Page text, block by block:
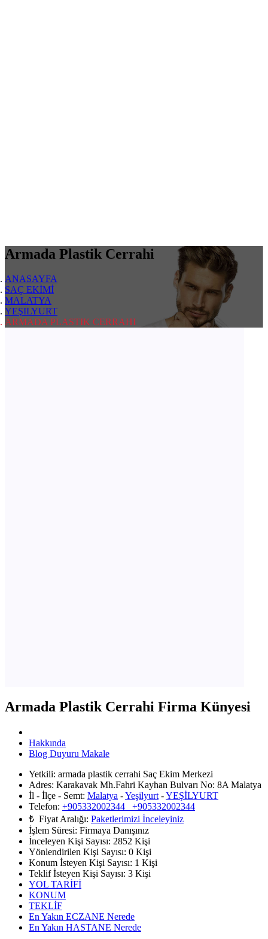
Armada Plastik Cerrahi
ANASAYFA
SAÇ EKİMİ
MALATYA
YEŞILYURT
ARMADA PLASTIK CERRAHI
Armada Plastik Cerrahi Firma Künyesi
Hakkında
Blog Duyuru Makale
Yetkili: armada plastik cerrahi Saç Ekim Merkezi
Adres: Karakavak Mh.Fahri Kayhan Bulvarı No: 8A Malatya
İl - İlçe - Semt: Malatya -Yeşilyurt -YEŞİLYURT
Telefon: +905332002344 +905332002344
₺ Fiyat Aralığı: Paketlerimizi İnceleyiniz
İşlem Süresi: Firmaya Danışınız
İnceleyen Kişi Sayısı: 2852 Kişi
Yönlendirilen Kişi Sayısı: 0 Kişi
Konum İsteyen Kişi Sayısı: 1 Kişi
Teklif İsteyen Kişi Sayısı: 3 Kişi
YOL TARİFİ
KONUM
TEKLİF
En Yakın ECZANE Nerede
En Yakın HASTANE Nerede